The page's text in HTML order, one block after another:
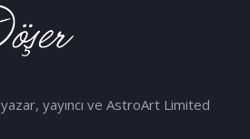
yayıncı ve AstroArt Limited